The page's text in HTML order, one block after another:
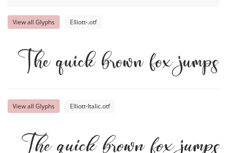
View all Glyphs Elliott-.otf
The quick brown fox
View all Glyphs Elliott-Italic.otf
The quick brown fox